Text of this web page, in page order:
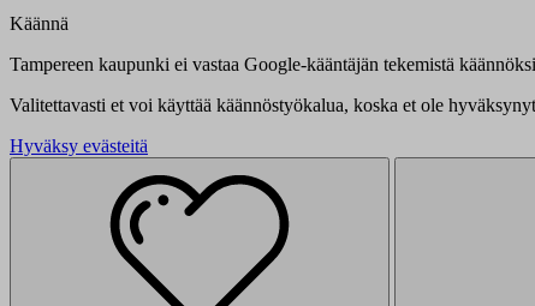
Käännä
Tampereen kaupunki ei vastaa Google-kääntäjän tekemistä
Valitettavasti et voi käyttää käännöstyökalua, koska et ole
Hyväksy evästeitä